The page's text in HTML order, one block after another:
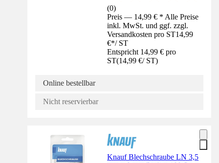
(0)
Preis — 14,99 € * Alle Preise
inkl. MwSt. und ggf. zzgl.
Versandkosten pro ST14,99
€*/ ST
Entspricht 14,99 € pro
ST(14,99 €/ ST)
Online bestellbar
Nicht reservierbar
Knauf Blechschraube LN 3,5